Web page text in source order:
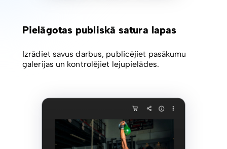
Pielāgotas publiskā satura lapas
Izrādiet savus darbus, publicējiet pasākumu
galerijas un kontrolējiet lejupielādes.